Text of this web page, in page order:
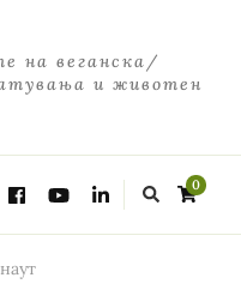
на веганска/
и животен
0